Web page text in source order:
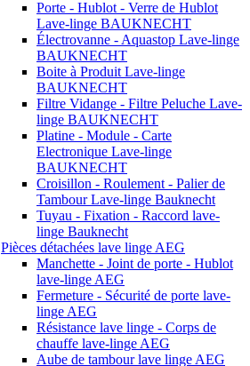
Porte - Hublot - Verre de Hublot
Lave-linge BAUKNECHT
Électrovanne - Aquastop Lave-linge
BAUKNECHT
Boite à Produit Lave-linge
BAUKNECHT
Filtre Vidange - Filtre Peluche Lave-
linge BAUKNECHT
Platine - Module - Carte
Electronique Lave-linge
BAUKNECHT
Croisillon - Roulement - Palier de
Tambour Lave-linge Bauknecht
Tuyau - Fixation - Raccord lave-
linge Bauknecht
Pièces détachées lave linge AEG
Manchette - Joint de porte - Hublot
lave-linge AEG
Fermeture - Sécurité de porte lave-
linge AEG
Résistance lave linge - Corps de
chauffe lave-linge AEG
Aube de tambour lave linge AEG